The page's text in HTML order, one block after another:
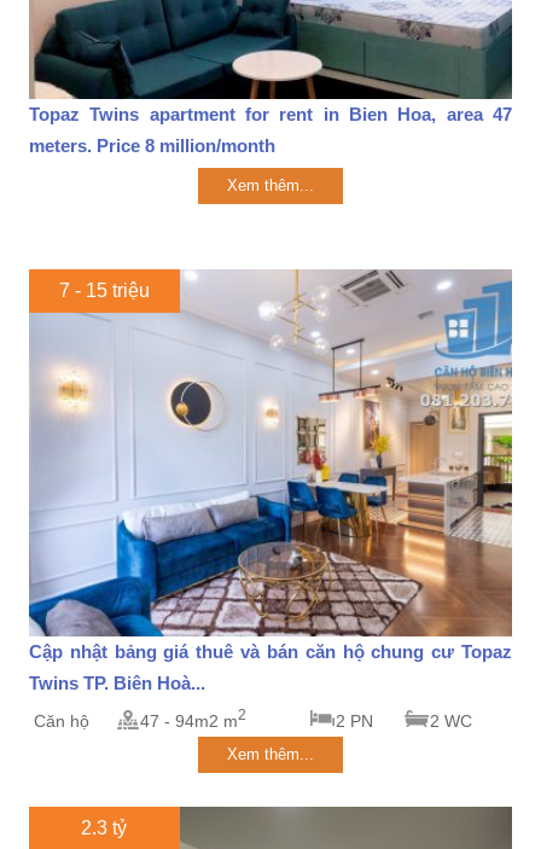
Topaz Twins apartment for rent in Bien Hoa, area 47
meters. Price 8 million/month
Xem thêm...
7 - 15 triệu
Cập nhật bảng giá thuê và bán căn hộ chung cư Topaz
Twins TP. Biên Hoà...
Căn hộ 47 - 94m2 m2 2 PN 2 WC
Xem thêm...
2.3 tỷ